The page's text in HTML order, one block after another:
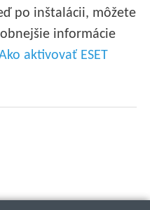
po inštalácii, môžete
informácie
aktivovať ESET